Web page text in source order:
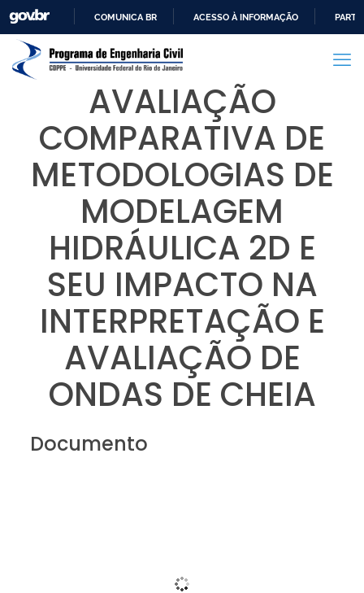
PARA
CONTEÚDO
COMUNICA BR ACESSO À INFORMAÇÃO
AVALIAÇÃO
COMPARATIVA DE
METODOLOGIAS DE
MODELAGEM
HIDRÁULICA 2D E
SEU IMPACTO NA
INTERPRETAÇÃO E
AVALIAÇÃO DE
ONDAS DE CHEIA
Documento